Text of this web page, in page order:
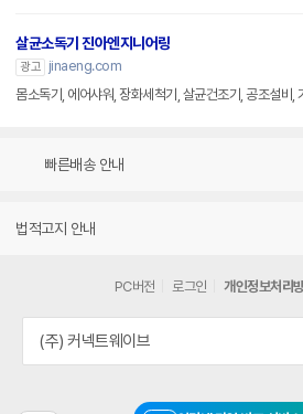
살균소독기 진아엔지니어링
광고
jinaeng.com
몸소독기, 에어샤워, 장화세척기, 살균건조기, 공조설비,
빠른배송 안내
법적고지 안내
PC버전 로그인 개인정보처리
(주) 커넥트웨이브